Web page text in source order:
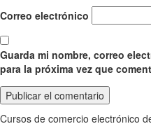
Correo electrónico
Guarda mi nombre, correo
para la próxima vez que
Cursos de comercio electrónico